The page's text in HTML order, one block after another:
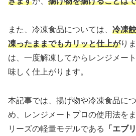
また、冷凍食品については、 冷凍
凍ったままでもカリッと仕上がり
は、一度解凍してからレンジメー
味しく仕上がります。
本記事では、揚げ物や冷凍食品に
め、レンジメートプロの使用法を
リーズの軽量モデルである
「エブリ